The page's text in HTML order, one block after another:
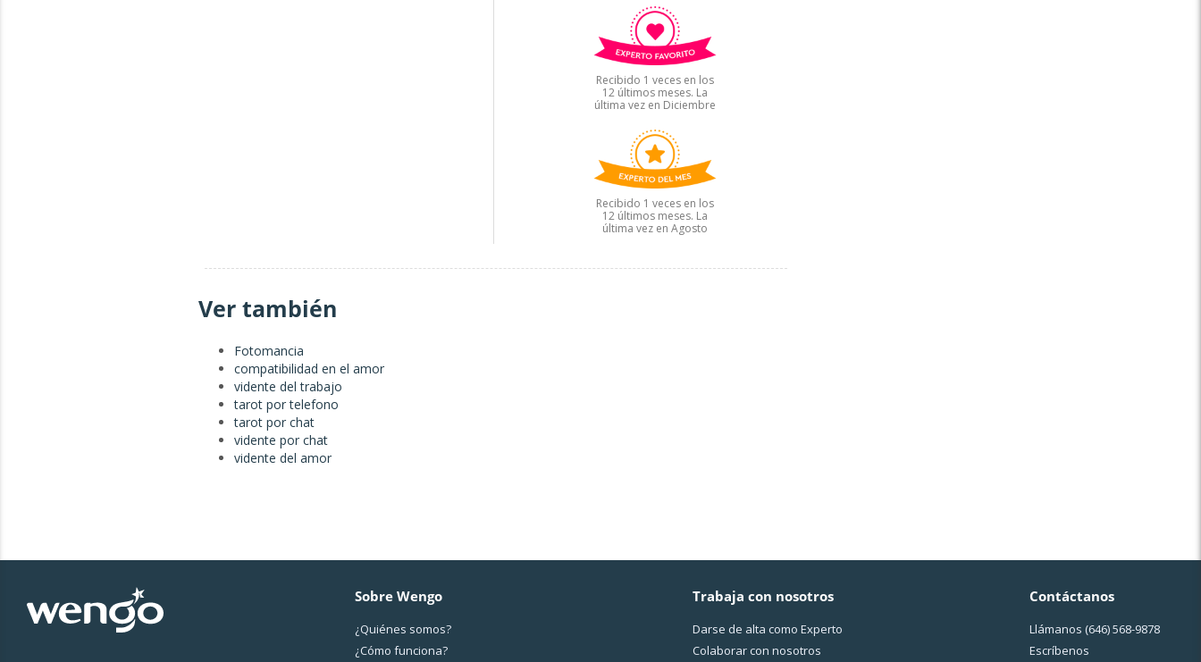
Recibido 1 veces en los
12 últimos meses. La
última vez en Diciembre
Recibido 1 veces en los
12 últimos meses. La
última vez en Agosto
Ver también
Fotomancia
compatibilidad en el amor
vidente del trabajo
tarot por telefono
tarot por chat
vidente por chat
vidente del amor
Sobre Wengo
¿Quiénes somos?
¿Cо́mo funciona?
Trabaja con nosotros
Darse de alta como Experto
Colaborar con nosotros
Contáctanos
Llámanos (646) 568-9878
Escríbenos